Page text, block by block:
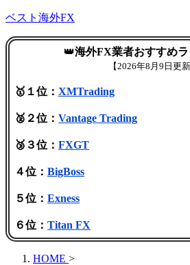
ベスト海外FX
👑海外FX業者おすすめ
【2026年8月9日更新
🥇１位： XMTrading
🥈２位： Vantage Trading
🥉３位： FXGT
４位： BigBoss
５位： Exness
６位： Titan FX
HOME >